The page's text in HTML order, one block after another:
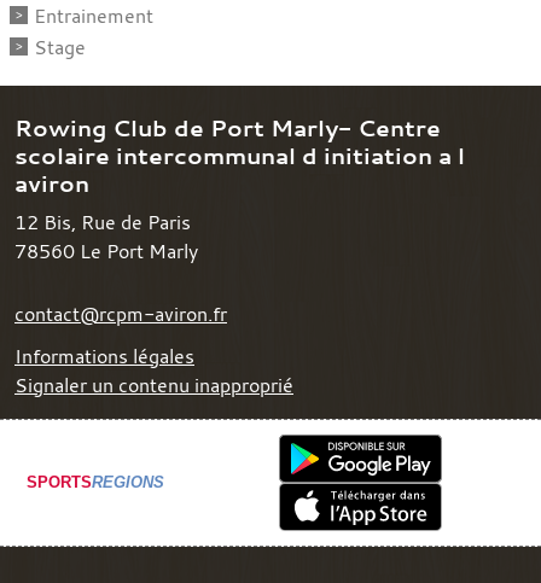
Entrainement
Stage
Rowing Club de Port Marly- Centre
scolaire intercommunal d initiation a l
aviron
12 Bis, Rue de Paris
78560 Le Port Marly
contact@rcpm-aviron.fr
Informations légales
Signaler un contenu inapproprié
SPORTSREGIONS